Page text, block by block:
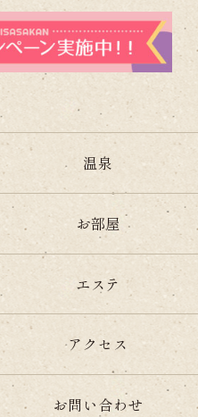
温泉
お部屋
エステ
アクセス
お問い合わせ